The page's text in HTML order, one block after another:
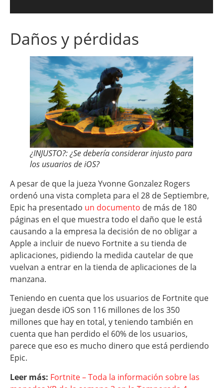
Daños y pérdidas
¿INJUSTO?: ¿Se debería considerar injusto para
los usuarios de iOS?
A pesar de que la jueza Yvonne Gonzalez Rogers
ordenó una vista completa para el 28 de Septiembre,
Epic ha presentado un documento de más de 180
páginas en el que muestra todo el daño que le está
causando a la empresa la decisión de no obligar a
Apple a incluir de nuevo Fortnite a su tienda de
aplicaciones, pidiendo la medida cautelar de que
vuelvan a entrar en la tienda de aplicaciones de la
manzana.
Teniendo en cuenta que los usuarios de Fortnite que
juegan desde iOS son 116 millones de los 350
millones que hay en total, y teniendo también en
cuenta que han perdido el 60% de los usuarios,
parece que eso es mucho dinero que está perdiendo
Epic.
Leer más: Fortnite – Toda la información sobre las